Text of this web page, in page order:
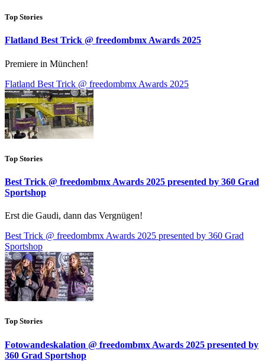
Top Stories
Flatland Best Trick @ freedombmx Awards 2025
Premiere in München!
Flatland Best Trick @ freedombmx Awards 2025
Top Stories
Best Trick @ freedombmx Awards 2025 presented by 360 Grad
Sportshop
Erst die Gaudi, dann das Vergnügen!
Best Trick @ freedombmx Awards 2025 presented by 360 Grad
Sportshop
Top Stories
Fotowandeskalation @ freedombmx Awards 2025 presented by
360 Grad Sportshop